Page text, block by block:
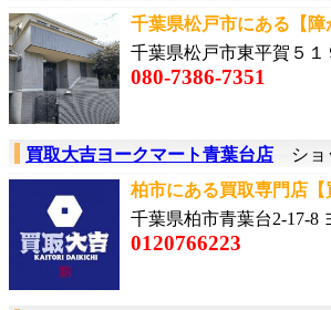
千葉県松戸市にある【
千葉県松戸市東平賀５１
‭080-7386-7351‬
買取大吉ヨークマート青葉台店 ショ
柏市にある買取専門店
千葉県柏市青葉台2-17-8
0120766223